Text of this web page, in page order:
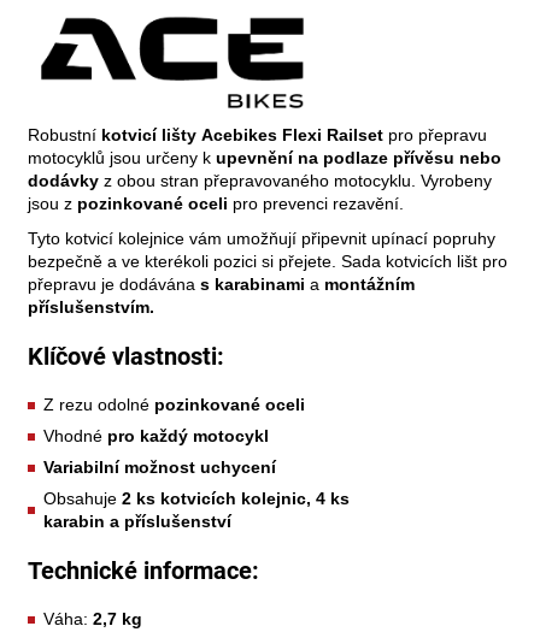
Robustní kotvicí lišty Acebikes Flexi Railset pro přepravu
motocyklů jsou určeny k upevnění na podlaze přívěsu nebo
dodávky z obou stran přepravovaného motocyklu. Vyrobeny
jsou z pozinkované oceli pro prevenci rezavění.
Tyto kotvicí kolejnice vám umožňují připevnit upínací popruhy
bezpečně a ve kterékoli pozici si přejete. Sada kotvicích lišt pro
přepravu je dodávána s karabinami a montážním
příslušenstvím.
Klíčové vlastnosti:
Z rezu odolné pozinkované oceli
Vhodné pro každý motocykl
Variabilní možnost uchycení
Obsahuje 2 ks kotvicích kolejnic, 4 ks
karabin a příslušenství
Technické informace:
Váha: 2,7 kg
Původně:
450